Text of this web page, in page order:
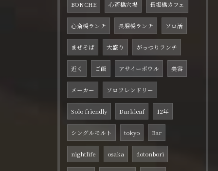
BONCHE 心斎橋穴場 長堀橋カフェ
心斎橋ランチ 長堀橋ランチ ソロ活
まぜそば 大盛り がっつりランチ
近く ご飯 アサイーボウル 美容
メーカー ソロフレンドリー
Solo friendly Darkleaf 12年
シングルモルト tokyo Bar
nightlife osaka dotonbori